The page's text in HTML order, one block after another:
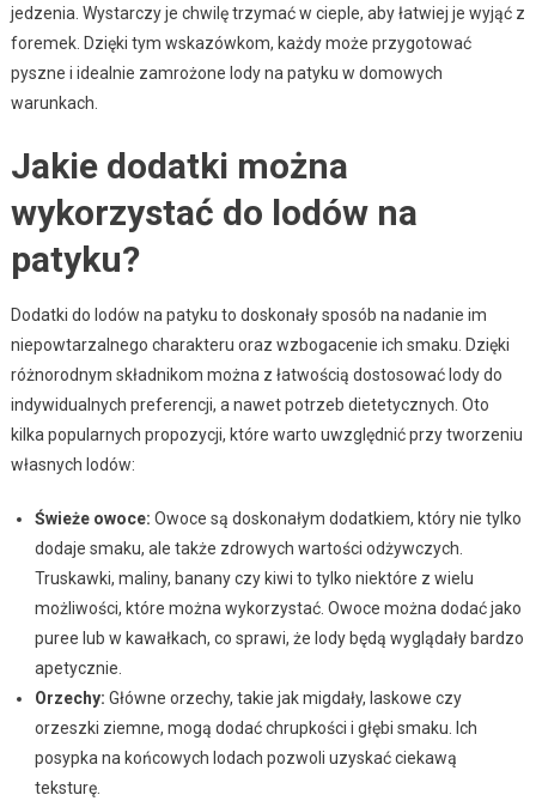
jedzenia. Wystarczy je chwilę trzymać w cieple, aby łatwiej je wyjąć z
foremek. Dzięki tym wskazówkom, każdy może przygotować
pyszne i idealnie zamrożone lody na patyku w domowych
warunkach.
Jakie dodatki można
wykorzystać do lodów na
patyku?
Dodatki do lodów na patyku to doskonały sposób na nadanie im
niepowtarzalnego charakteru oraz wzbogacenie ich smaku. Dzięki
różnorodnym składnikom można z łatwością dostosować lody do
indywidualnych preferencji, a nawet potrzeb dietetycznych. Oto
kilka popularnych propozycji, które warto uwzględnić przy tworzeniu
własnych lodów:
Świeże owoce: Owoce są doskonałym dodatkiem, który nie tylko
dodaje smaku, ale także zdrowych wartości odżywczych.
Truskawki, maliny, banany czy kiwi to tylko niektóre z wielu
możliwości, które można wykorzystać. Owoce można dodać jako
puree lub w kawałkach, co sprawi, że lody będą wyglądały bardzo
apetycznie.
Orzechy: Główne orzechy, takie jak migdały, laskowe czy
orzeszki ziemne, mogą dodać chrupkości i głębi smaku. Ich
posypka na końcowych lodach pozwoli uzyskać ciekawą
teksturę.